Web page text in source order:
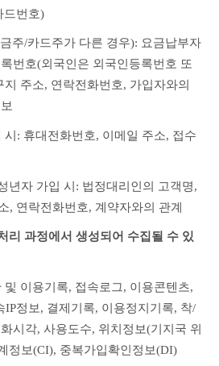
드번호)
주/카드주가 다른 경우): 요금납부자
번호(외국인은 외국인등록번호 또
지 주소, 연락전화번호, 가입자와의
시: 휴대전화번호, 이메일 주소, 접수
년자 가입 시: 법정대리인의 고객명,
, 연락전화번호, 계약자와의 관계
리 과정에서 생성되어 수집될 수 있
및 이용기록, 접속로그, 이용콘텐츠,
IP정보, 결제기록, 이용정지기록, 착/
시각, 사용도수, 위치정보(기지국 위
정보(CI), 중복가입확인정보(DI)